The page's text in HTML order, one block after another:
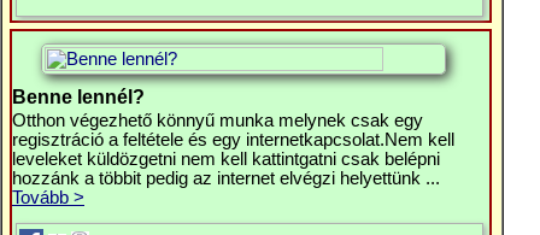
Benne lennél?
Otthon végezhető könnyű munka melynek csak egy
regisztráció a feltétele és egy internetkapcsolat.Nem kell
leveleket küldözgetni nem kell kattintgatni csak belépni
hozzánk a többit pedig az internet elvégzi helyettünk ...
Tovább >